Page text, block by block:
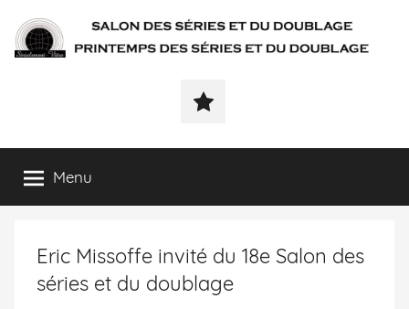
SÉRIALEMENT-
séries
et
doublage
Menu
Eric Missoffe invité du 18e Salon des
séries et du doublage